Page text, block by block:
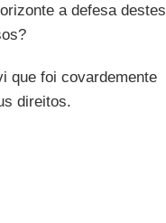
a defesa destes
que foi covardemente
direitos.